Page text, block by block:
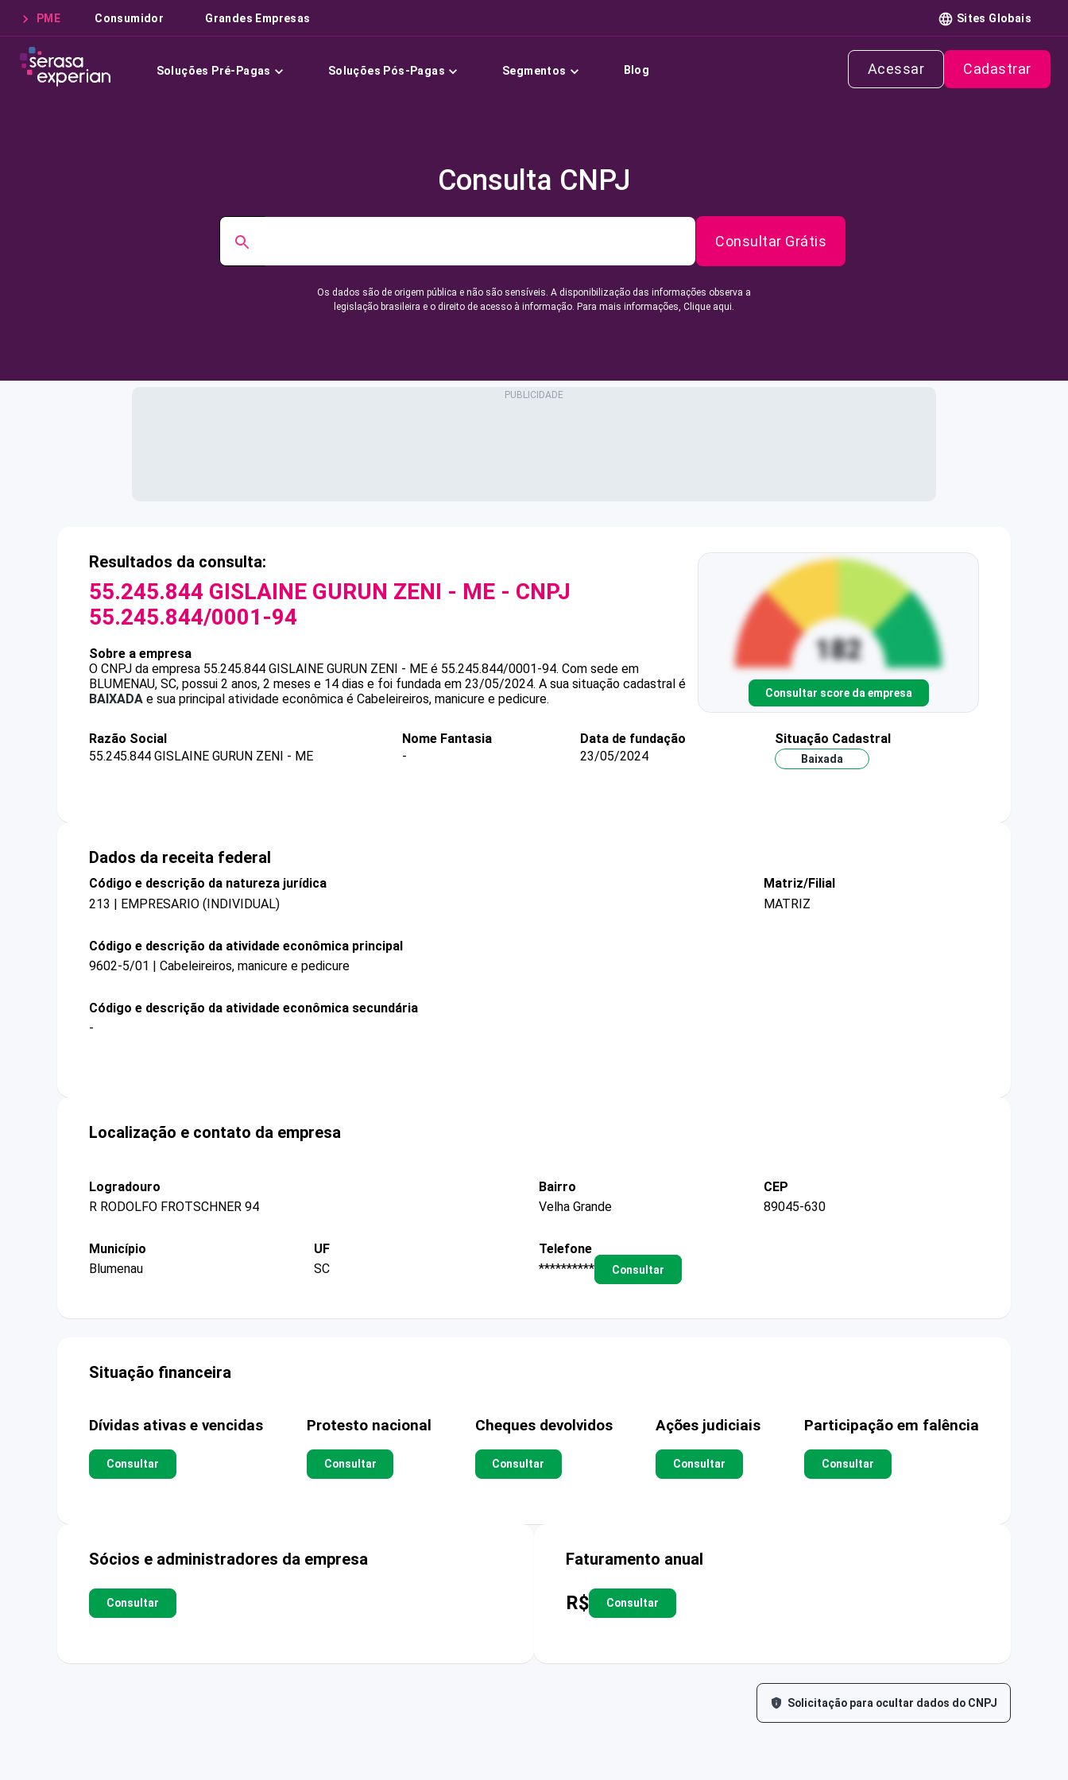
PME Consumidor Grandes Empresas Sites Globais
Soluções Pré-Pagas Soluções Pós-Pagas Segmentos Blog Acessar Cadastrar
Consulta CNPJ
Consultar Grátis
Os dados são de origem pública e não são sensíveis. A disponibilização das informações observa a
legislação brasileira e o direito de acesso à informação. Para mais informações, Clique aqui.
Resultados da consulta:
55.245.844 GISLAINE GURUN ZENI - ME - CNPJ
55.245.844/0001-94
Sobre a empresa
O CNPJ da empresa 55.245.844 GISLAINE GURUN ZENI - ME é 55.245.844/0001-94. Com sede em
BLUMENAU, SC, possui 2 anos, 2 meses e 14 dias e foi fundada em 23/05/2024. A sua situação cadastral é
BAIXADA e sua principal atividade econômica é Cabeleireiros, manicure e pedicure. Consultar score da empresa
Razão Social
55.245.844 GISLAINE GURUN ZENI - ME
Nome Fantasia
-
Data de fundação
23/05/2024
Situação Cadastral
Baixada
Dados da receita federal
Código e descrição da natureza jurídica
213 | EMPRESARIO (INDIVIDUAL)
Matriz/Filial
MATRIZ
Código e descrição da atividade econômica principal
9602-5/01 | Cabeleireiros, manicure e pedicure
Código e descrição da atividade econômica secundária
-
Localização e contato da empresa
Logradouro
R RODOLFO FROTSCHNER 94
Bairro
Velha Grande
CEP
89045-630
Município
Blumenau
UF
SC
Telefone
**********
Consultar
Situação financeira
Dívidas ativas e vencidas
Consultar
Protesto nacional
Consultar
Cheques devolvidos
Consultar
Ações judiciais
Consultar
Participação em falência
Consultar
Sócios e administradores da empresa
Consultar
Faturamento anual
R$ Consultar
Solicitação para ocultar dados do CNPJ